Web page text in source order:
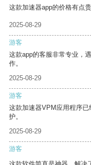
这款加速器app的价格有点
2025-08-29
游客
这款app的客服非常专业，
作。
2025-08-29
游客
这款加速器VPM应用程序
护。
2025-08-29
游客